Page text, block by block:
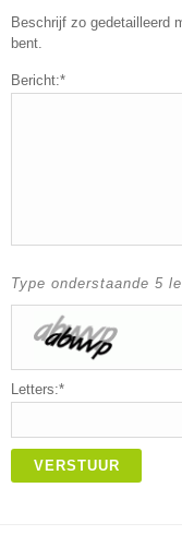
Beschrijf zo gedetailleerd
bent.
Bericht:*
Type onderstaande 5
Letters:*
VERSTUUR